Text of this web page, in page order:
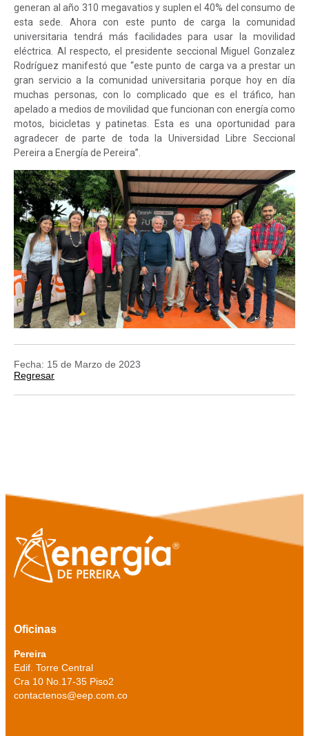
generan al año 310 megavatios y suplen el 40% del consumo de
esta sede. Ahora con este punto de carga la comunidad
universitaria tendrá más facilidades para usar la movilidad
eléctrica. Al respecto, el presidente seccional Miguel Gonzalez
Rodríguez manifestó que “este punto de carga va a prestar un
gran servicio a la comunidad universitaria porque hoy en día
muchas personas, con lo complicado que es el tráfico, han
apelado a medios de movilidad que funcionan con energía como
motos, bicicletas y patinetas. Esta es una oportunidad para
agradecer de parte de toda la Universidad Libre Seccional
Pereira a Energía de Pereira”.
Fecha: 15 de Marzo de 2023
Regresar
Oficinas
Pereira
Edif. Torre Central
Cra 10 No.17-35 Piso2
contactenos@eep.com.co